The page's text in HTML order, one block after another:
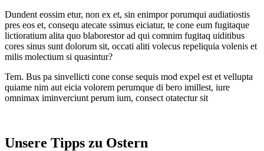
Dundent eossim etur, non ex et, sin enimpor porumqui audiatiostis
pres eos et, consequ atecate ssimus eiciatur, te cone eum fugitaque
lictioratium alita quo blaborestor ad qui comnim fugitaq uiditibus
cores sinus sunt dolorum sit, occati aliti volecus repeliquia volenis et
milis molectium si quasintur?
Tem. Bus pa sinvellicti cone conse sequis mod expel est et vellupta
quiame nim aut eicia volorem perumque di bero imillest, iure
omnimax iminverciunt perum ium, consect otatectur sit
Unsere Tipps zu Ostern